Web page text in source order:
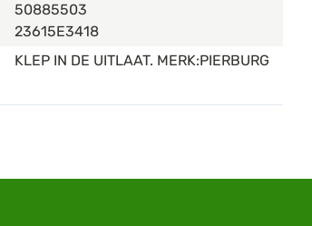
50885503
23615E3418
KLEP IN DE UITLAAT. MERK:PIERBURG